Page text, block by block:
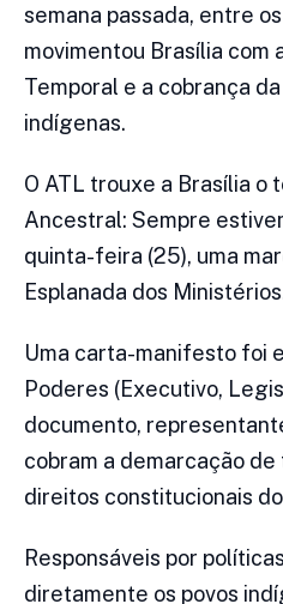
semana passada, entre
movimentou Brasília com
Temporal e a cobrança
indígenas.
O ATL trouxe a Brasília o
Ancestral: Sempre
quinta-feira (25), uma
Esplanada dos
Uma carta-manifesto foi
Poderes (Executivo,
documento,
cobram a demarcação
direitos constitucionais
Responsáveis por
diretamente os povos